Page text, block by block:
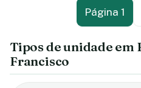
Página 1
Tipos de unidade em
Francisco